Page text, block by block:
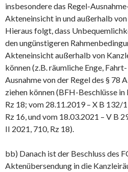
insbesondere das Regel-
Akteneinsicht in und außerhalb
Hieraus folgt, dass
den ungünstigeren
Akteneinsicht außerhalb von
können (z.B. räumliche Enge,
Ausnahme von der Regel des § 78
ziehen können (BFH-Beschlüsse
Rz 18; vom 28.11.2019 – X B 132/
Rz 16, und vom 18.03.2021 – V B
II 2021, 710, Rz 18).
bb) Danach ist der Beschluss des
Aktenübersendung in die